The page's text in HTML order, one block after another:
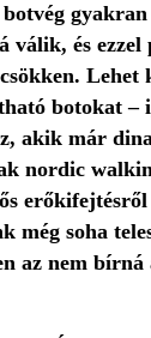
gyakran
válik, és ezzel
Lehet
botokat –
akik már
nordic
még soha
az nem bírná